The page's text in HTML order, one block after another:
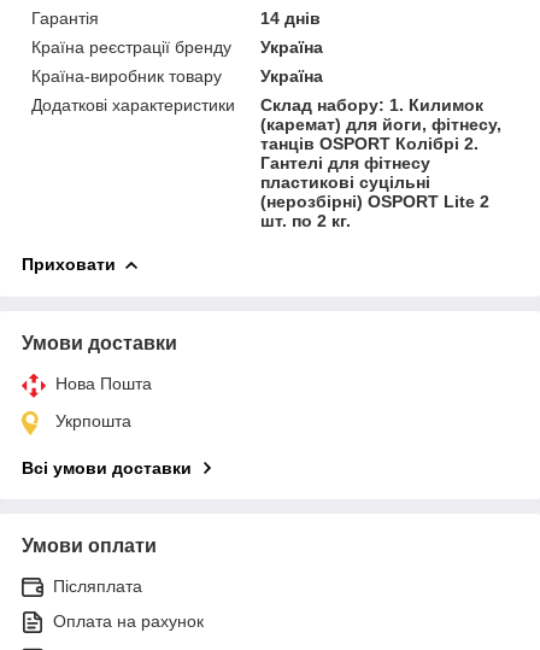
Гарантія
14 днів
Країна реєстрації бренду
Україна
Країна-виробник товару
Україна
Додаткові характеристики
Склад набору: 1. Килимок
(каремат) для йоги, фітнесу,
танців OSPORT Колібрі 2.
Гантелі для фітнесу
пластикові суцільні
(нерозбірні) OSPORT Lite 2
шт. по 2 кг.
Приховати
Умови доставки
Нова Пошта
Укрпошта
Всі умови доставки
Умови оплати
Післяплата
Оплата на рахунок